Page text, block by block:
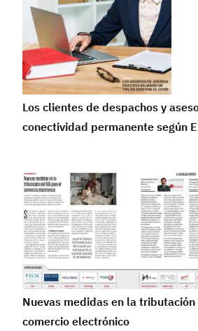
Los clientes de despachos y
conectividad permanente según
Nuevas medidas en la
comercio electrónico